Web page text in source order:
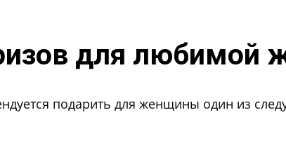
для любимой
подарить для женщины один из